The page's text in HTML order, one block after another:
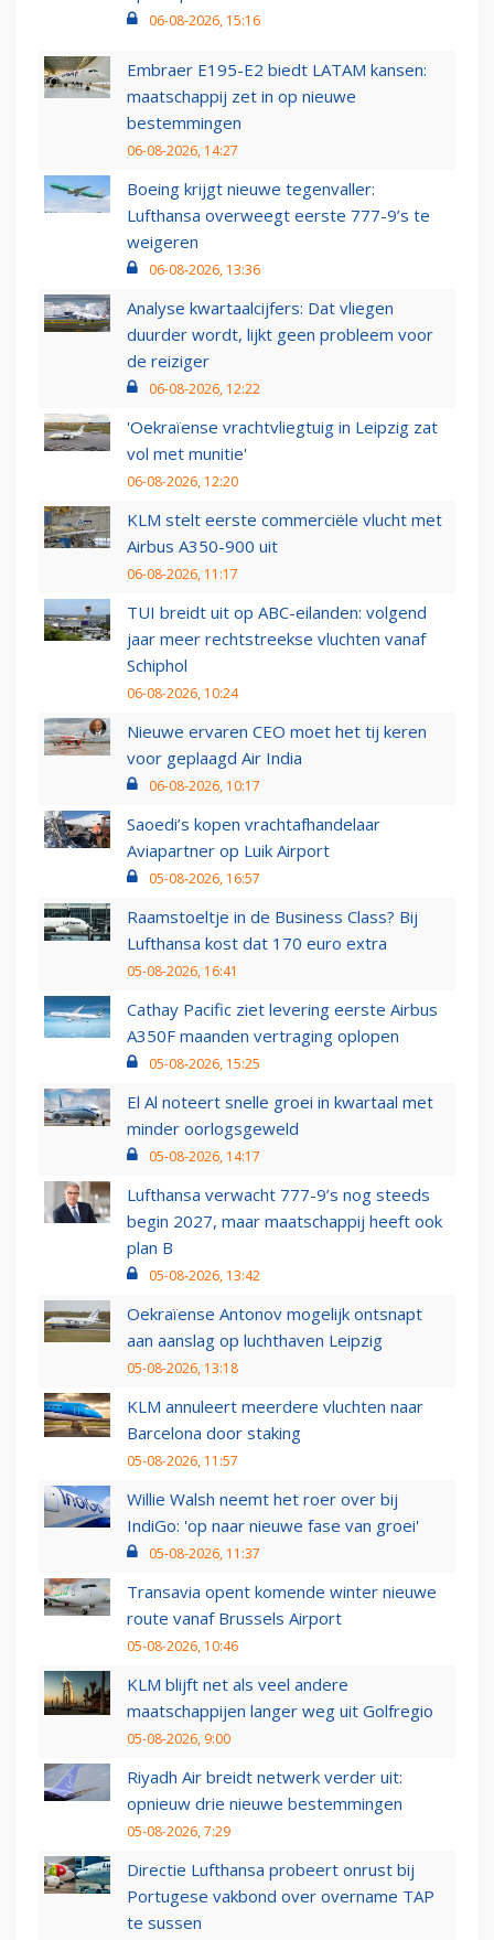
06-08-2026, 15:16
Embraer E195-E2 biedt LATAM kansen:
maatschappij zet in op nieuwe
bestemmingen
06-08-2026, 14:27
Boeing krijgt nieuwe tegenvaller:
Lufthansa overweegt eerste 777-9’s te
weigeren
06-08-2026, 13:36
Analyse kwartaalcijfers: Dat vliegen
duurder wordt, lijkt geen probleem voor
de reiziger
06-08-2026, 12:22
'Oekraïense vrachtvliegtuig in Leipzig zat
vol met munitie'
06-08-2026, 12:20
KLM stelt eerste commerciële vlucht met
Airbus A350-900 uit
06-08-2026, 11:17
TUI breidt uit op ABC-eilanden: volgend
jaar meer rechtstreekse vluchten vanaf
Schiphol
06-08-2026, 10:24
Nieuwe ervaren CEO moet het tij keren
voor geplaagd Air India
06-08-2026, 10:17
Saoedi’s kopen vrachtafhandelaar
Aviapartner op Luik Airport
05-08-2026, 16:57
Raamstoeltje in de Business Class? Bij
Lufthansa kost dat 170 euro extra
05-08-2026, 16:41
Cathay Pacific ziet levering eerste Airbus
A350F maanden vertraging oplopen
05-08-2026, 15:25
El Al noteert snelle groei in kwartaal met
minder oorlogsgeweld
05-08-2026, 14:17
Lufthansa verwacht 777-9’s nog steeds
begin 2027, maar maatschappij heeft ook
plan B
05-08-2026, 13:42
Oekraïense Antonov mogelijk ontsnapt
aan aanslag op luchthaven Leipzig
05-08-2026, 13:18
KLM annuleert meerdere vluchten naar
Barcelona door staking
05-08-2026, 11:57
Willie Walsh neemt het roer over bij
IndiGo: 'op naar nieuwe fase van groei'
05-08-2026, 11:37
Transavia opent komende winter nieuwe
route vanaf Brussels Airport
05-08-2026, 10:46
KLM blijft net als veel andere
maatschappijen langer weg uit Golfregio
05-08-2026, 9:00
Riyadh Air breidt netwerk verder uit:
opnieuw drie nieuwe bestemmingen
05-08-2026, 7:29
Directie Lufthansa probeert onrust bij
Portugese vakbond over overname TAP
te sussen